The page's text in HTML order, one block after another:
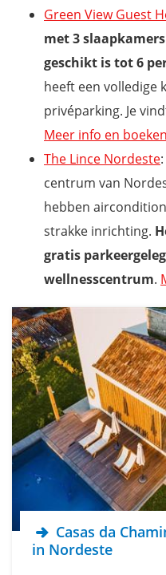
Green View Guest
met 3
geschikt is tot 6
heeft een volledige
privéparking. Je
Meer info en boeken
The Lince Nordeste
centrum van
hebben
strakke inrichting.
gratis
wellnesscentrum.
Casas da
in Nordeste